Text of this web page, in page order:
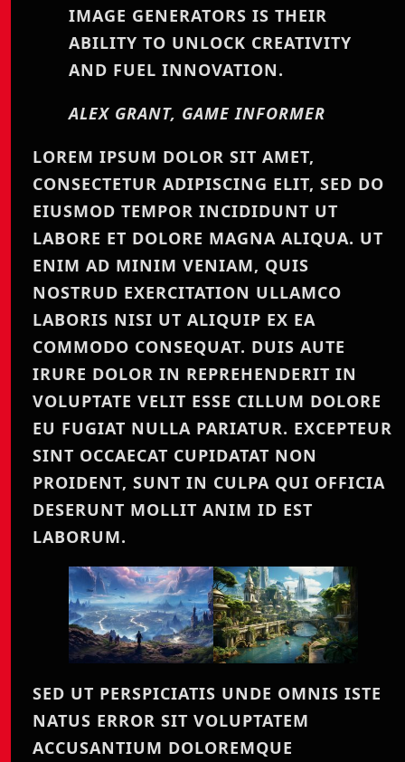
IMAGE GENERATORS IS THEIR
ABILITY TO UNLOCK CREATIVITY
AND FUEL INNOVATION.
ALEX GRANT, GAME INFORMER
LOREM IPSUM DOLOR SIT AMET,
CONSECTETUR ADIPISCING ELIT, SED DO
EIUSMOD TEMPOR INCIDIDUNT UT
LABORE ET DOLORE MAGNA ALIQUA. UT
ENIM AD MINIM VENIAM, QUIS
NOSTRUD EXERCITATION ULLAMCO
LABORIS NISI UT ALIQUIP EX EA
COMMODO CONSEQUAT. DUIS AUTE
IRURE DOLOR IN REPREHENDERIT IN
VOLUPTATE VELIT ESSE CILLUM DOLORE
EU FUGIAT NULLA PARIATUR. EXCEPTEUR
SINT OCCAECAT CUPIDATAT NON
PROIDENT, SUNT IN CULPA QUI OFFICIA
DESERUNT MOLLIT ANIM ID EST
LABORUM.
SED UT PERSPICIATIS UNDE OMNIS ISTE
NATUS ERROR SIT VOLUPTATEM
ACCUSANTIUM DOLOREMQUE